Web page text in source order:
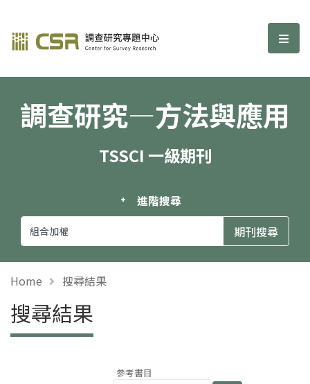
調查研究—方法與應用期刊 選
調查研究—方法與應用
TSSCI 一級期刊
進階搜尋
Home 搜尋結果
搜尋結果
參考書目